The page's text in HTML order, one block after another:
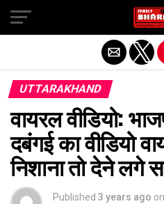
UTTARAKHAND
वायरल वीडियो:
दबंगई का वीडियो
निशाना तो देने लगे
Published 3 years ago on
Exit